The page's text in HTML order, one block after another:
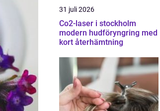
31 juli 2026
Co2-laser i stockholm
modern hudföryngring med
kort återhämtning